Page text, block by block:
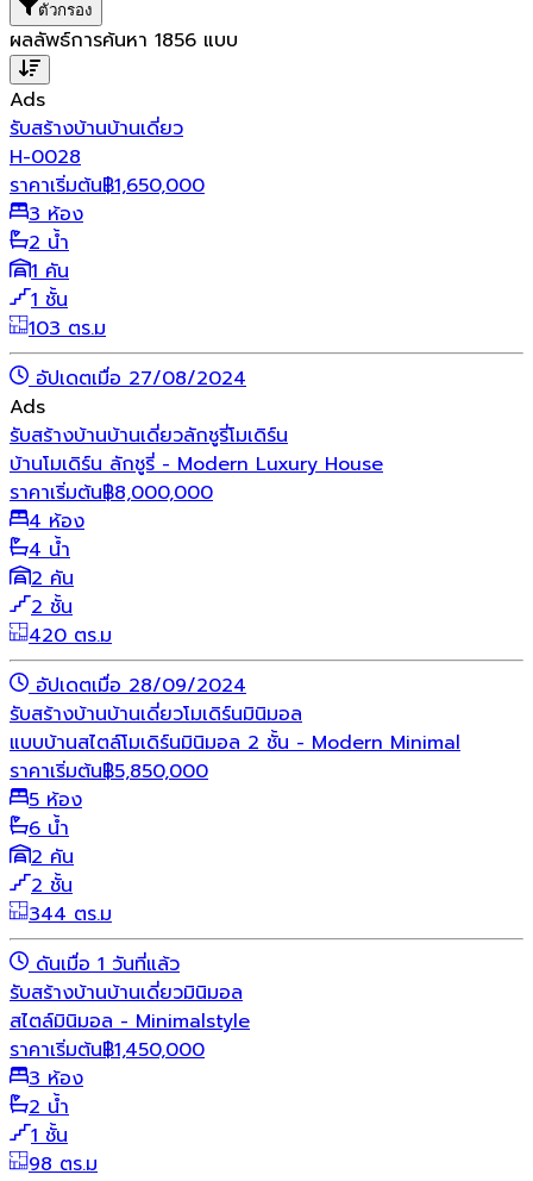
ตัวกรอง
ผลลัพธ์การค้นหา 1856 แบบ
Ads
รับสร้างบ้านบ้านเดี่ยว
H-0028
ราคาเริ่มต้น฿1,650,000
3 ห้อง
2 น้ำ
1 คัน
1 ชั้น
103 ตร.ม
อัปเดตเมื่อ 27/08/2024
Ads
รับสร้างบ้านบ้านเดี่ยวลักชูรี่โมเดิร์น
บ้านโมเดิร์น ลักชูรี่ - Modern Luxury House
ราคาเริ่มต้น฿8,000,000
4 ห้อง
4 น้ำ
2 คัน
2 ชั้น
420 ตร.ม
อัปเดตเมื่อ 28/09/2024
รับสร้างบ้านบ้านเดี่ยวโมเดิร์นมินิมอล
แบบบ้านสไตล์โมเดิร์นมินิมอล 2 ชั้น - Modern Minimal
ราคาเริ่มต้น฿5,850,000
5 ห้อง
6 น้ำ
2 คัน
2 ชั้น
344 ตร.ม
ดันเมื่อ 1 วันที่แล้ว
รับสร้างบ้านบ้านเดี่ยวมินิมอล
สไตล์มินิมอล - Minimalstyle
ราคาเริ่มต้น฿1,450,000
3 ห้อง
2 น้ำ
1 ชั้น
98 ตร.ม